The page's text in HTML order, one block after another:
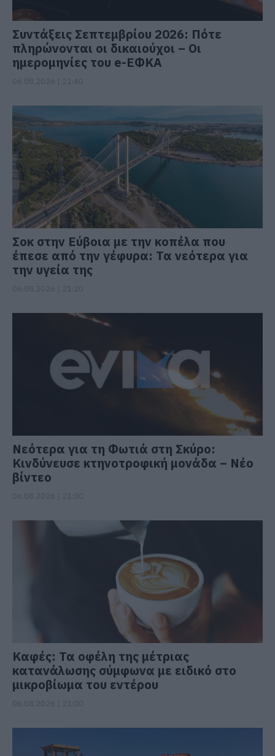
Συντάξεις Σεπτεμβρίου 2026: Πότε
πληρώνονται οι δικαιούχοι – Οι
ημερομηνίες του e-ΕΦΚΑ
Σοκ στην Εύβοια με την κοπέλα που
έπεσε από την γέφυρα: Τα νεότερα για
την υγεία της
Νεότερα για τη Φωτιά στη Σκύρο:
Κινδύνευσε κτηνοτροφική μονάδα – Νέο
βίντεο
Καφές: Τα οφέλη της μέτριας
κατανάλωσης σύμφωνα με ειδικό στο
μικροβίωμα του εντέρου